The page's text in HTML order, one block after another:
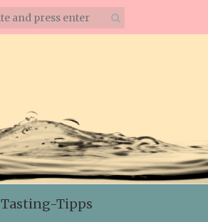
Tasting-Tipps